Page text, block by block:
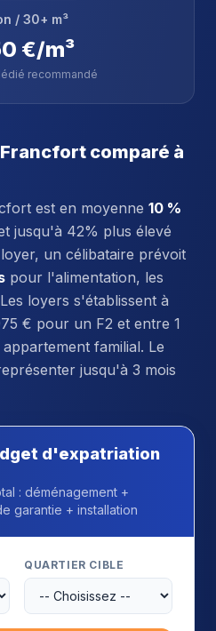
/ 30+ m³
€/m³
recommandé
comparé à
est en moyenne 10 %
jusqu'à 42% plus élevé
un célibataire prévoit
pour l'alimentation, les
loyers s'établissent à
€ pour un F2 et entre 1
familial. Le
jusqu'à 3 mois
d'expatriation
: déménagement +
garantie + installation
QUARTIER CIBLE